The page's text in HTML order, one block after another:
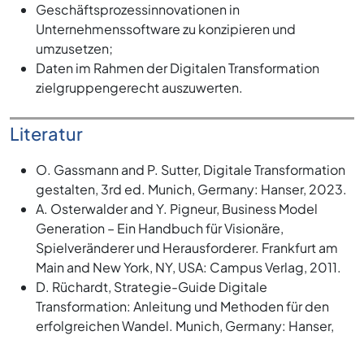
Geschäftsprozessinnovationen in
Unternehmenssoftware zu konzipieren und
umzusetzen;
Daten im Rahmen der Digitalen Transformation
zielgruppengerecht auszuwerten.
Literatur
O. Gassmann and P. Sutter, Digitale Transformation
gestalten, 3rd ed. Munich, Germany: Hanser, 2023.
A. Osterwalder and Y. Pigneur, Business Model
Generation – Ein Handbuch für Visionäre,
Spielveränderer und Herausforderer. Frankfurt am
Main and New York, NY, USA: Campus Verlag, 2011.
D. Rüchardt, Strategie-Guide Digitale
Transformation: Anleitung und Methoden für den
erfolgreichen Wandel. Munich, Germany: Hanser,